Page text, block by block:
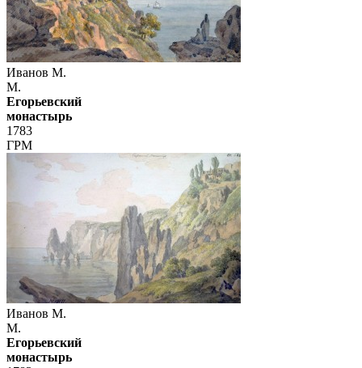
Иванов М.
М.
Егорьевский
монастырь
1783
ГРМ
Иванов М.
М.
Егорьевский
монастырь